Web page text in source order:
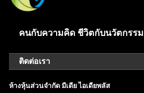
คนกับความคิด ชีวิตกับนวัตกรรม
ติดต่อเรา
ห้างหุ้นส่วนจำกัด มีเดีย ไอเดียพลัส